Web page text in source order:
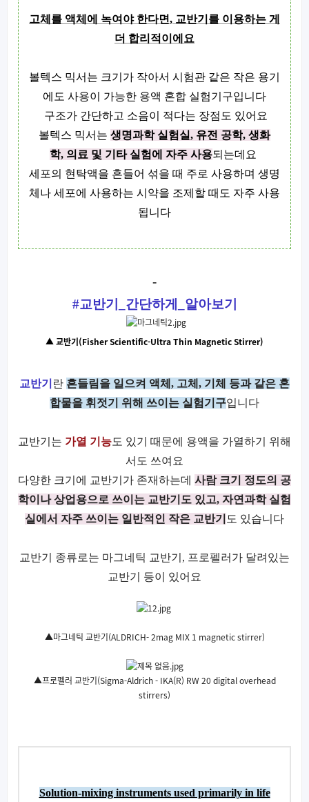
고체를 액체에 녹여야 한다면, 교반기를 이용하는 게
더 합리적이에요
볼텍스 믹서는 크기가 작아서 시험관 같은 작은 용기
에도 사용이 가능한 용액 혼합 실험기구입니다
구조가 간단하고 소음이 적다는 장점도 있어요
볼텍스 믹서는 생명과학 실험실, 유전 공학, 생화
학, 의료 및 기타 실험에 자주 사용되는데요
세포의 현탁액을 흔들어 섞을 때 주로 사용하며 생명
체나 세포에 사용하는 시약을 조제할 때도 자주 사용
됩니다
-
#교반기 간단하게 알아보기
▲ 교반기(Fisher Scientific-Ultra Thin Magnetic Stirrer)
교반기 란 흔들림을 일으켜 액체 , 고체 , 기체 등과 같은 혼
합물을 휘젓기 위해 쓰이는 실험기구입니다
교반기는 가열 기능도 있기 때문에 용액을 가열하기 위해
서도 쓰여요
다양한 크기에 교반기가 존재하는데 사람 크기 정도의 공
학이나 상업용으로 쓰이는 교반기도 있고, 자연과학 실험
실에서 자주 쓰이는 일반적인 작은 교반기 도 있습니다
교반기 종류로는 마그네틱 교반기, 프로펠러가 달려있는
교반기 등이 있어요
▲마그네틱 교반기(ALDRICH- 2mag MIX 1 magnetic stirrer)
▲프로펠러 교반기(Sigma-Aldrich - IKA(R) RW 20 digital overhead
stirrers)
Solution-mixing instruments used primarily in life